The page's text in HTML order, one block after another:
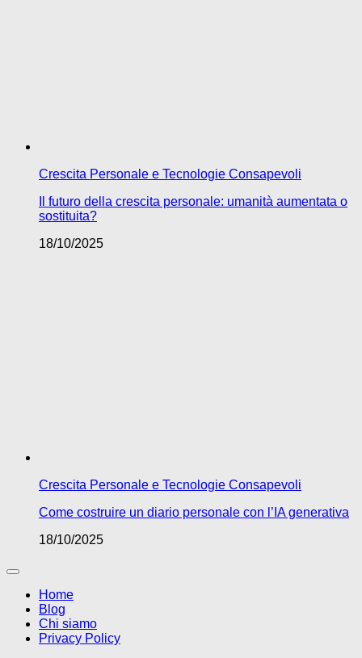
Crescita Personale e Tecnologie Consapevoli
Il futuro della crescita personale: umanità aumentata o
sostituita?
18/10/2025
Crescita Personale e Tecnologie Consapevoli
Come costruire un diario personale con l’IA generativa
18/10/2025
Home
Blog
Chi siamo
Privacy Policy